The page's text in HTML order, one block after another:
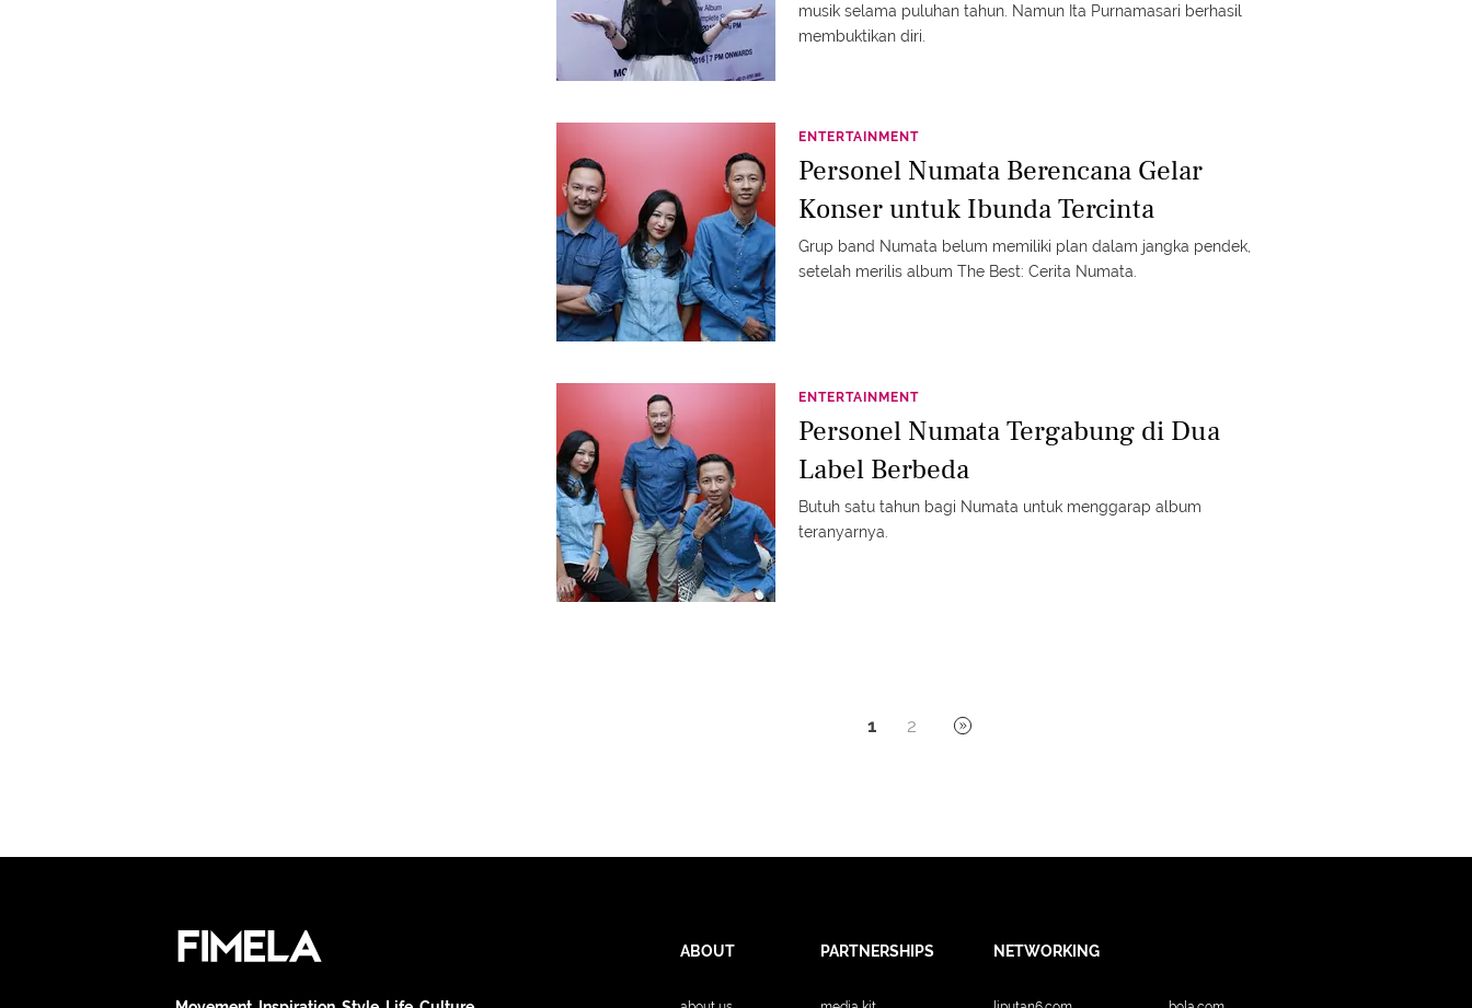
musik selama puluhan tahun. Namun Ita Purnamasari berhasil
membuktikan diri.
ENTERTAINMENT
Personel Numata Berencana Gelar
Konser untuk Ibunda Tercinta
Grup band Numata belum memiliki plan dalam jangka pendek,
setelah merilis album The Best: Cerita Numata.
ENTERTAINMENT
Personel Numata Tergabung di Dua
Label Berbeda
Butuh satu tahun bagi Numata untuk menggarap album
teranyarnya.
1 2
ABOUT PARTNERSHIPS NETWORKING